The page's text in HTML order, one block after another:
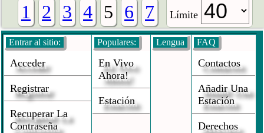
1 2 3 4 5 6 7 Límite
Entrar al sitio:
Acceder
Registrar
Recuperar La
Contraseña
Populares:
En Vivo
Ahora!
Estación
Lengua FAQ
Contactos
Añadir Una
Estación
Derechos